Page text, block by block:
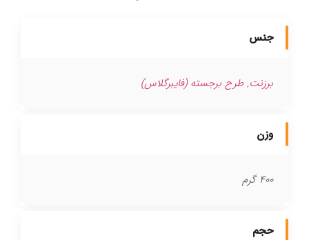
جنس
برزنت,طرح برجسته (فایبرگلاس)
وزن
400 گرم
حجم